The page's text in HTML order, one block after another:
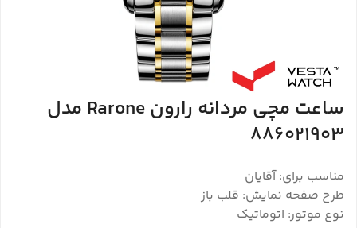
ساعت مچی مردانه رارون Rarone مدل
886021903
مناسب برای: آقایان
طرح صفحه نمایش: قلب باز
نوع موتور: اتوماتیک